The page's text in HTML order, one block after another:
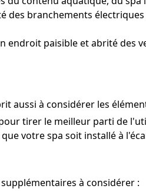
des branchements
endroit paisible et abrité des
aussi à considérer les
tirer le meilleur parti de
votre spa soit installé à
à considérer :